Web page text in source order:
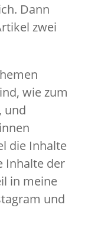
Dann
zwei
wie zum
und
die Inhalte
Inhalte der
in meine
und